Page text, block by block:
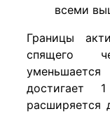
всеми
Границы
спящего
достигает
расширяется